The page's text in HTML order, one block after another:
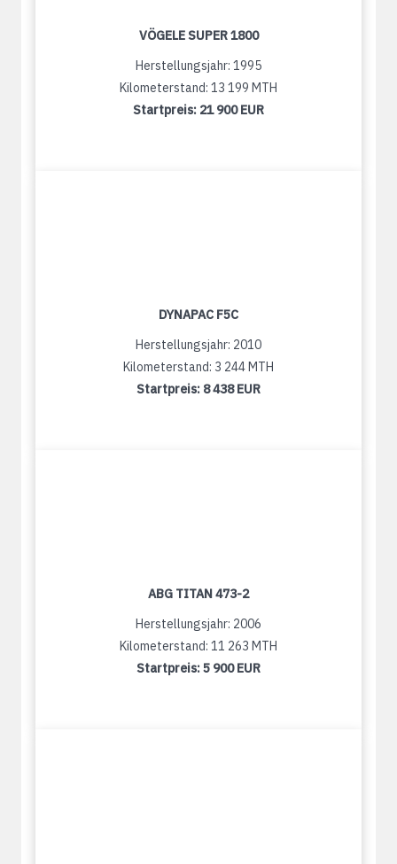
VÖGELE SUPER 1800
Herstellungsjahr: 1995
Kilometerstand: 13 199 MTH
Startpreis: 21 900 EUR
DYNAPAC F5C
Herstellungsjahr: 2010
Kilometerstand: 3 244 MTH
Startpreis: 8 438 EUR
ABG TITAN 473-2
Herstellungsjahr: 2006
Kilometerstand: 11 263 MTH
Startpreis:5 900 EUR